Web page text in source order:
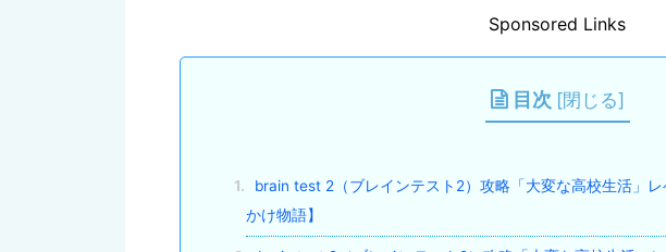
Sponsored Links